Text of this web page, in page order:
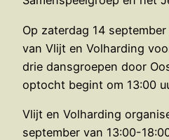
Op zaterdag 14
van Vlijt en Volharding
drie dansgroepen door
optocht begint om 13:00
Vlijt en Volharding
september van 13:00-